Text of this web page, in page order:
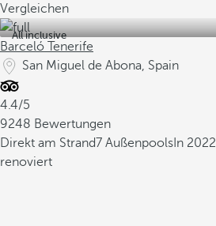
Vergleichen
All inclusive
Barceló Tenerife
San Miguel de Abona, Spain
4.4/5
9248 Bewertungen
Direkt am Strand7 Außenpools In 2022
renoviert